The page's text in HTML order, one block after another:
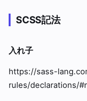
SCSS記法
入れ子
https://sass-
rules/declarations/